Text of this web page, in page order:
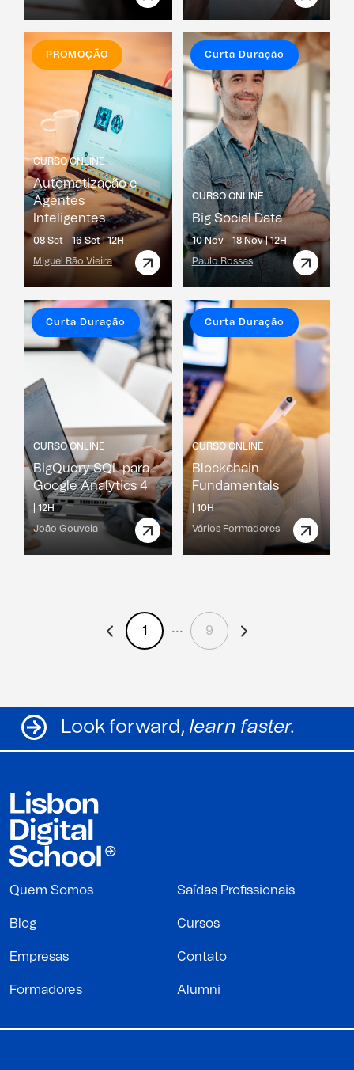
CURSO ONLINE
Automatização e
Agentes
Inteligentes
08 Set - 16 Set |12H
Miguel Rão Vieira
PROMOÇÃO
CURSO ONLINE
Big Social Data
10 Nov - 18 Nov |12H
Paulo Rossas
Curta Duração
CURSO ONLINE
BigQuery SQL para
Google Analytics 4
12H
João Gouveia
Curta Duração
CURSO ONLINE
Blockchain
Fundamentals
10H
Vários Formadores
Curta Duração
1 9
Look forward,learn faster.
Quem Somos Saídas Profissionais
Blog Cursos
Empresas Contato
Formadores Alumni